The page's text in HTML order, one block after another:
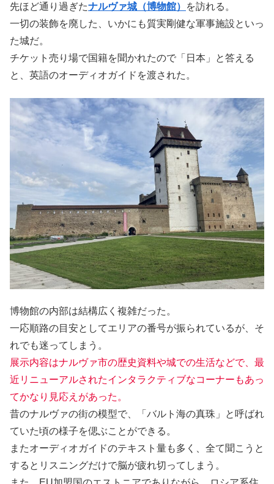
先ほど通り過ぎたナルヴァ城（博物館）
を訪れる。
一切の装飾を廃した、いかにも質実剛健な軍事施設といっ
た城だ。
チケット売り場で国籍を聞かれたので「日本」と答える
と、英語のオーディオガイドを渡された。
博物館の内部は結構広く複雑だった。
一応順路の目安としてエリアの番号が振られているが、そ
れでも迷ってしまう。
展示内容はナルヴァ市の歴史資料や城での生活などで、最
近リニューアルされたインタラクティブなコーナーもあっ
てかなり見応えがあった。
昔のナルヴァの街の模型で、「バルト海の真珠」と呼ばれ
ていた頃の様子を偲ぶことができる。
またオーディオガイドのテキスト量も多く、全て聞こうと
するとリスニングだけで脳が疲れ切ってしまう。